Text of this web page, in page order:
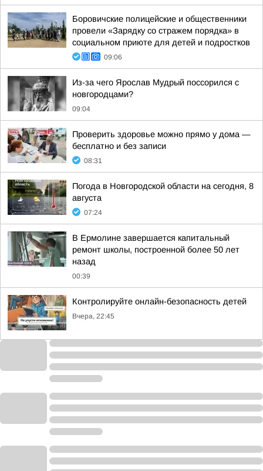
Боровичские полицейские и общественники
провели «Зарядку со стражем порядка» в
социальном приюте для детей и подростков
09:06
Из-за чего Ярослав Мудрый поссорился с
новгородцами?
09:04
Проверить здоровье можно прямо у дома —
бесплатно и без записи
08:31
Погода в Новгородской области на сегодня, 8
августа
07:24
В Ермолине завершается капитальный
ремонт школы, построенной более 50 лет
назад
00:39
Контролируйте онлайн-безопасность детей
Вчера, 22:45